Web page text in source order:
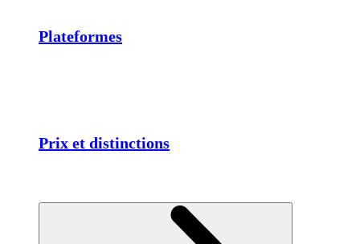
Plateformes
Prix et distinctions